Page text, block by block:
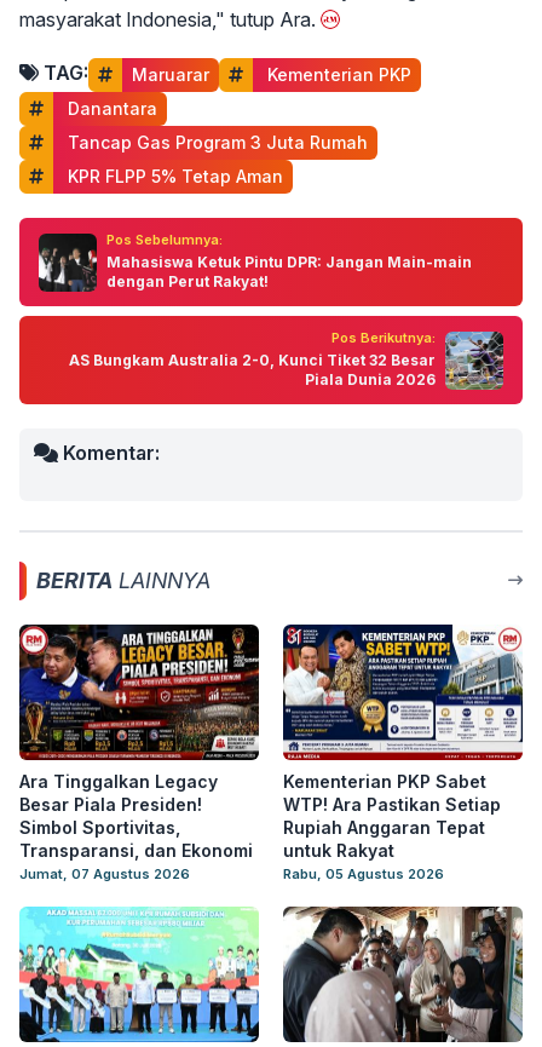
masyarakat Indonesia," tutup Ara.
TAG: Maruarar
Kementerian PKP
Danantara
Tancap Gas Program 3 Juta Rumah
KPR FLPP 5% Tetap Aman
Pos Sebelumnya:
Mahasiswa Ketuk Pintu DPR: Jangan Main-main
dengan Perut Rakyat!
Pos Berikutnya:
AS Bungkam Australia 2-0, Kunci Tiket 32 Besar
Piala Dunia 2026
Komentar:
BERITA LAINNYA
Ara Tinggalkan Legacy
Besar Piala Presiden!
Simbol Sportivitas,
Transparansi, dan Ekonomi
Jumat, 07 Agustus 2026
Kementerian PKP Sabet
WTP! Ara Pastikan Setiap
Rupiah Anggaran Tepat
untuk Rakyat
Rabu, 05 Agustus 2026